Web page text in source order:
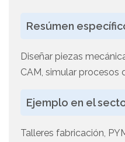
Resúmen
Diseñar piezas
CAM, simular procesos
Ejemplo en el
Talleres fabricación,